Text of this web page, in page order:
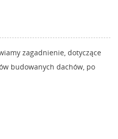
zagadnienie, dotyczące
budowanych dachów, po